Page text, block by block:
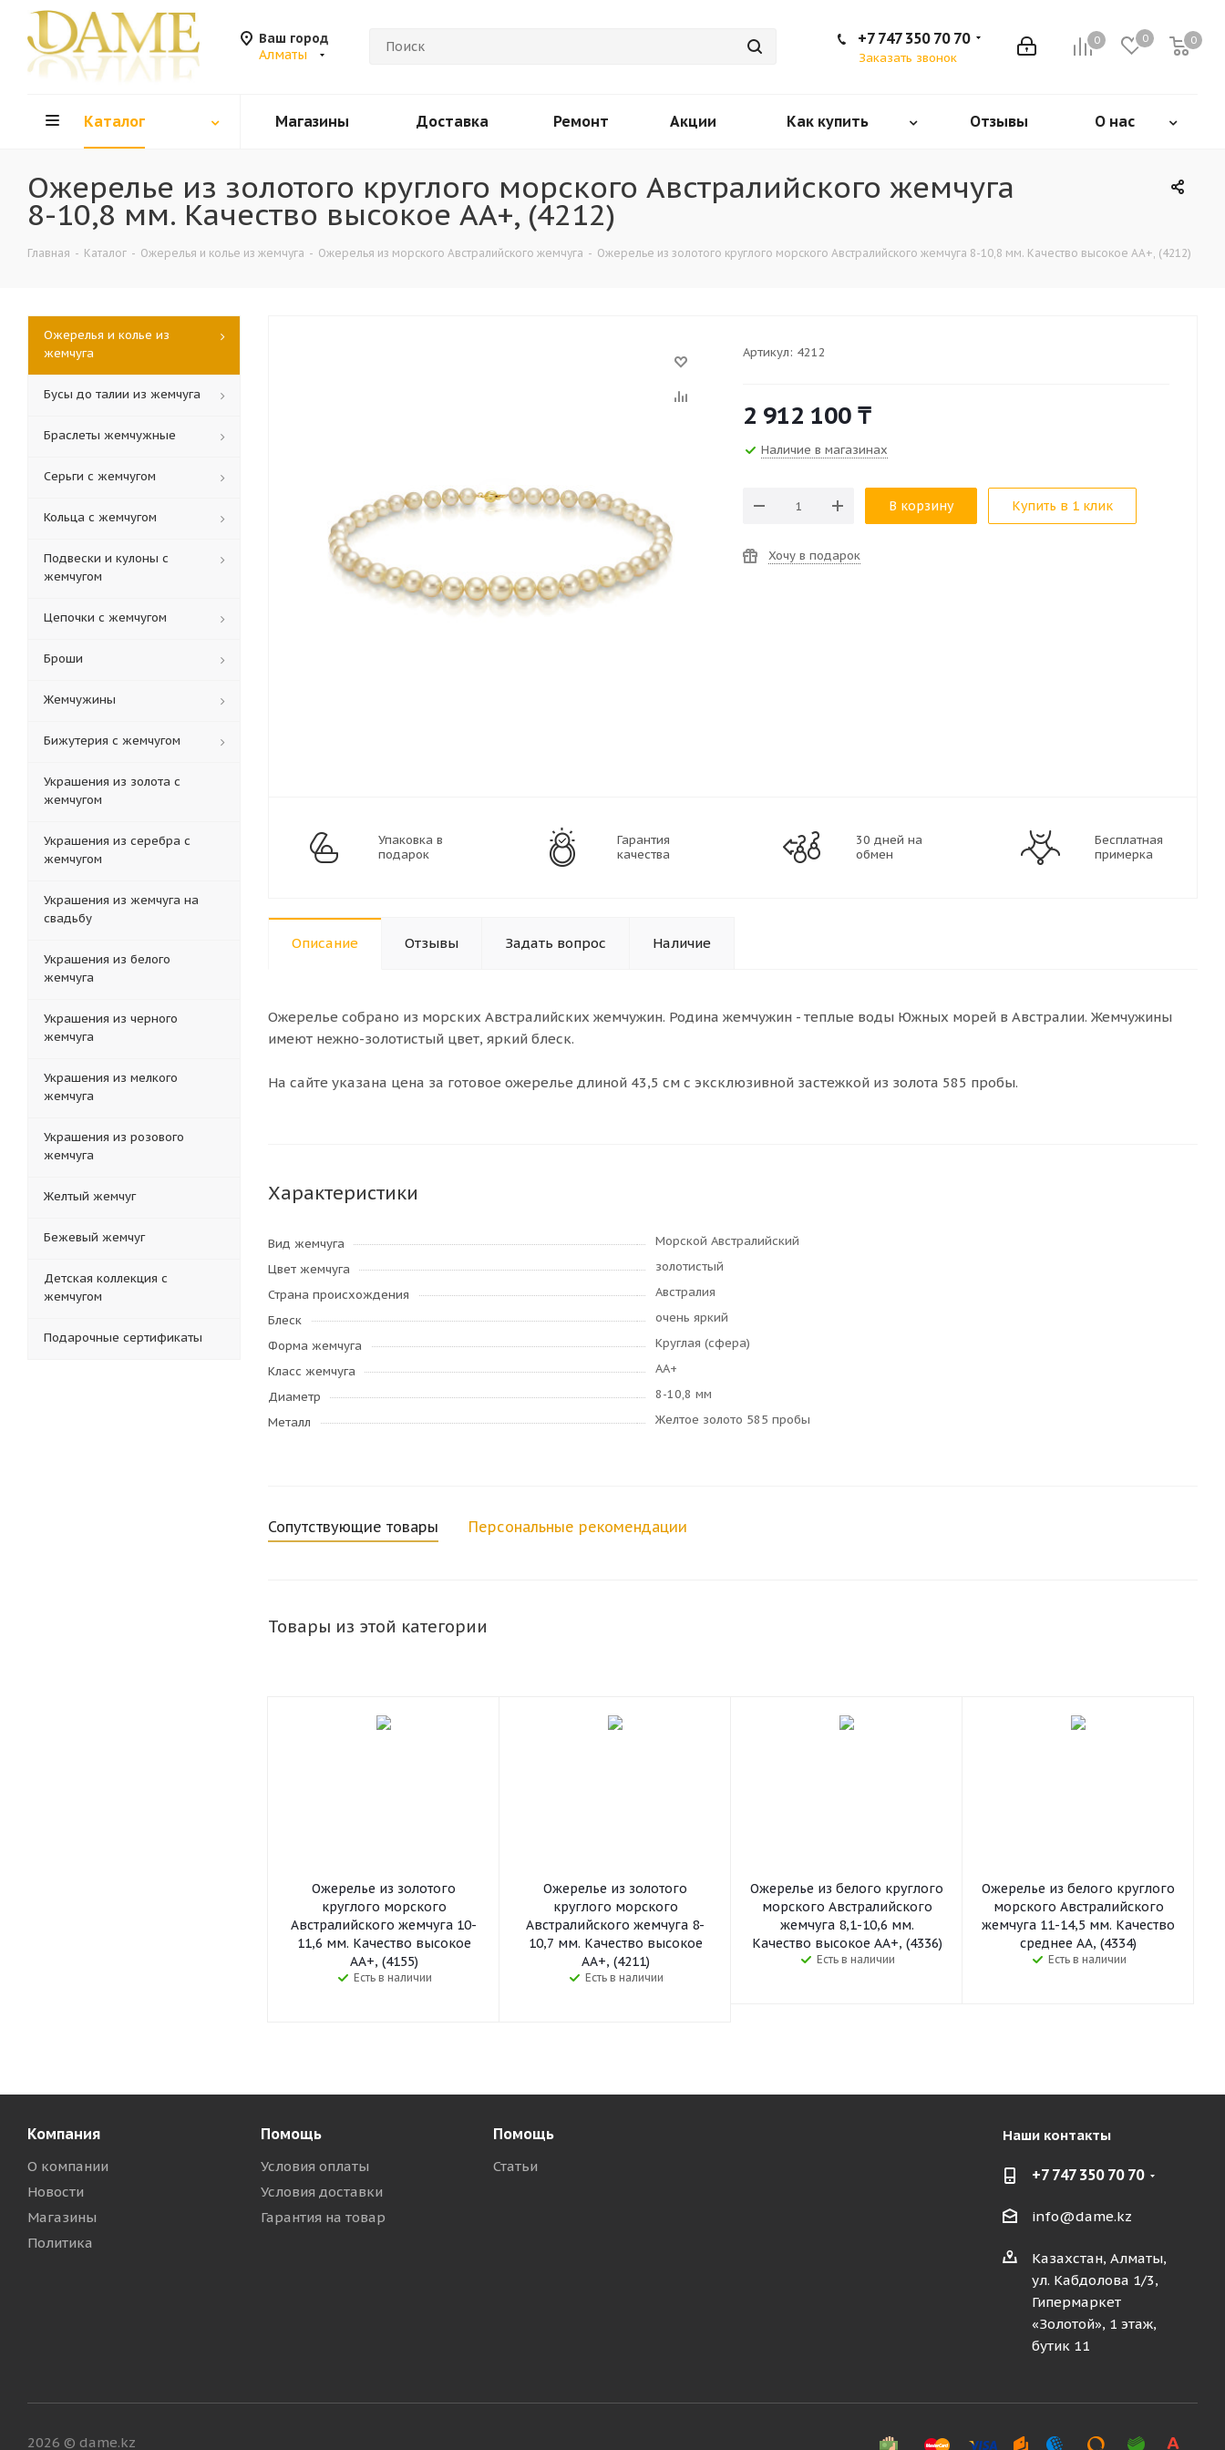
Ваш город
Алматы
0 0 0
+7 747 350 70 70
Заказать звонок
Каталог Магазины Доставка Ремонт Акции Как купить Отзывы О нас
Ожерелье из золотого круглого морского Австралийского жемчуга
8-10,8 мм. Качество высокое АА+, (4212)
Главная - Каталог - Ожерелья и колье из жемчуга - Ожерелья из морского Австралийского жемчуга - Ожерелье из золотого круглого морского Австралийского жемчуга 8-10,8 мм. Качество высокое АА+, (4212)
Артикул: 4212
2 912 100 ₸
Наличие в магазинах
В корзину Купить в 1 клик
Хочу в подарок
Упаковка в
подарок
Гарантия
качества
30 дней на
обмен
Бесплатная
примерка
Описание Отзывы Задать вопрос Наличие
Ожерелье собрано из морских Австралийских жемчужин. Родина жемчужин - теплые воды Южных морей в Австралии. Жемчужины
имеют нежно-золотистый цвет, яркий блеск.
На сайте указана цена за готовое ожерелье длиной 43,5 см с эксклюзивной застежкой из золота 585 пробы.
Характеристики
Вид жемчуга
Морской Австралийский
Цвет жемчуга
золотистый
Страна происхождения
Австралия
Блеск
очень яркий
Форма жемчуга
Круглая (сфера)
Класс жемчуга
AA+
Диаметр
8-10,8 мм
Металл
Желтое золото 585 пробы
Сопутствующие товары Персональные рекомендации
Товары из этой категории
Ожерелье из золотого
круглого морского
Австралийского жемчуга 10-
11,6 мм. Качество высокое
АА+, (4155)
Есть в наличии
Ожерелье из золотого
круглого морского
Австралийского жемчуга 8-
10,7 мм. Качество высокое
АА+, (4211)
Есть в наличии
Ожерелье из белого круглого
морского Австралийского
жемчуга 8,1-10,6 мм.
Качество высокое АА+, (4336)
Есть в наличии
Ожерелье из белого круглого
морского Австралийского
жемчуга 11-14,5 мм. Качество
среднее АА, (4334)
Есть в наличии
Ожерелья и колье из
жемчуга
Бусы до талии из жемчуга
Браслеты жемчужные
Серьги с жемчугом
Кольца c жемчугом
Подвески и кулоны с
жемчугом
Цепочки с жемчугом
Броши
Жемчужины
Бижутерия с жемчугом
Украшения из золота с
жемчугом
Украшения из серебра с
жемчугом
Украшения из жемчуга на
свадьбу
Украшения из белого
жемчуга
Украшения из черного
жемчуга
Украшения из мелкого
жемчуга
Украшения из розового
жемчуга
Желтый жемчуг
Бежевый жемчуг
Детская коллекция с
жемчугом
Подарочные сертификаты
Компания
О компании
Новости
Магазины
Политика
Помощь
Условия оплаты
Условия доставки
Гарантия на товар
Помощь
Статьи
Наши контакты
+7 747 350 70 70
info@dame.kz
Казахстан, Алматы,
ул. Кабдолова 1/3,
Гипермаркет
«Золотой», 1 этаж,
бутик 11
2026 © dame.kz